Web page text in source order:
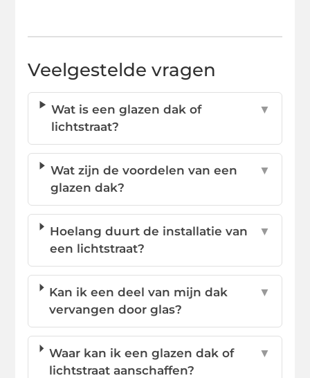
Veelgestelde vragen
Wat is een glazen dak of
lichtstraat?
▼
Wat zijn de voordelen van een
glazen dak?
▼
Hoelang duurt de installatie van
een lichtstraat?
▼
Kan ik een deel van mijn dak
vervangen door glas?
▼
Waar kan ik een glazen dak of
lichtstraat aanschaffen?
▼